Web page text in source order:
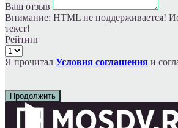
Ваш отзыв
Внимание: HTML не поддерживается!
текст!
Рейтинг
Я прочитал Условия соглашения и
Продолжить